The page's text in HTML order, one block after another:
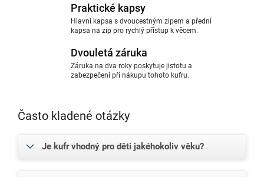
Praktické kapsy
Hlavní kapsa s dvoucestným zipem a přední
kapsa na zip pro rychlý přístup k věcem.
Dvouletá záruka
Záruka na dva roky poskytuje jistotu a
zabezpečení při nákupu tohoto kufru.
Často kladené otázky
Je kufr vhodný pro děti jakéhokoliv věku?